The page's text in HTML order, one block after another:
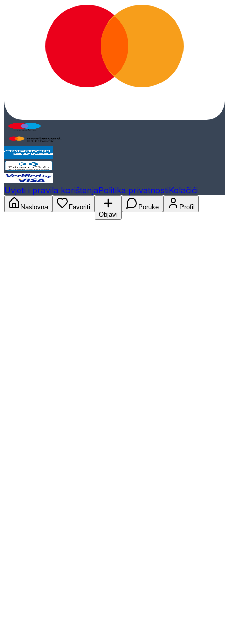
Uvjeti i pravila korištenjaPolitika privatnostiKolačići
Naslovna
Favoriti
Objavi
Poruke Profil